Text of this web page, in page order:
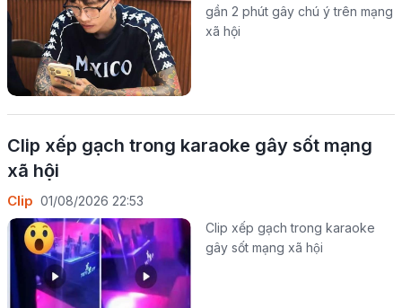
gần 2 phút gây chú ý trên mạng
xã hội
Clip xếp gạch trong karaoke gây sốt mạng
xã hội
Clip 01/08/2026 22:53
Clip xếp gạch trong karaoke
gây sốt mạng xã hội